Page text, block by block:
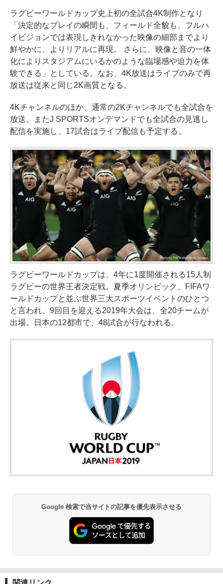
ラグビーワールドカップ史上初の全試合4K制作となり
「決定的なプレイの瞬間も、フィールド全貌も、フルハ
イビジョンでは表現しきれなかった映像の細部までより
鮮やかに、よりリアルに再現。 さらに、映像と音の一体
化によりスタジアムにいるかのような臨場感や迫力を体
験できる」としている。なお、4K放送はライブのみで再
放送は従来と同じ2K画質となる。
4Kチャンネルのほか、通常の2Kチャンネルでも全試合を
放送。またJ SPORTSオンデマンドでも全試合の見逃し
配信を実施し、17試合はライブ配信も予定する。
ラグビーワールドカップは、4年に1度開催される15人制
ラグビーの世界王者決定戦。夏季オリンピック、FIFAワ
ールドカップと並ぶ世界三大スポーツイベントのひとつ
と言われ、9回目を迎える2019年大会は、全20チームが
出場。日本の12都市で、48試合が行なわれる。
Google 検索で当サイトの記事を優先表示させる